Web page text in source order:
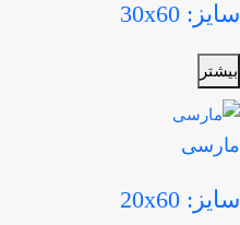
سایز: 30x60
بیشتر
مارسی
سایز: 20x60